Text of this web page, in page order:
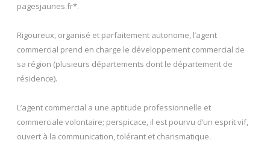
pagesjaunes.fr*.
Rigoureux, organisé et parfaitement autonome, l’agent
commercial prend en charge le développement commercial de
sa région (plusieurs départements dont le département de
résidence).
L’agent commercial a une aptitude professionnelle et
commerciale volontaire; perspicace, il est pourvu d’un esprit vif,
ouvert à la communication, tolérant et charismatique.